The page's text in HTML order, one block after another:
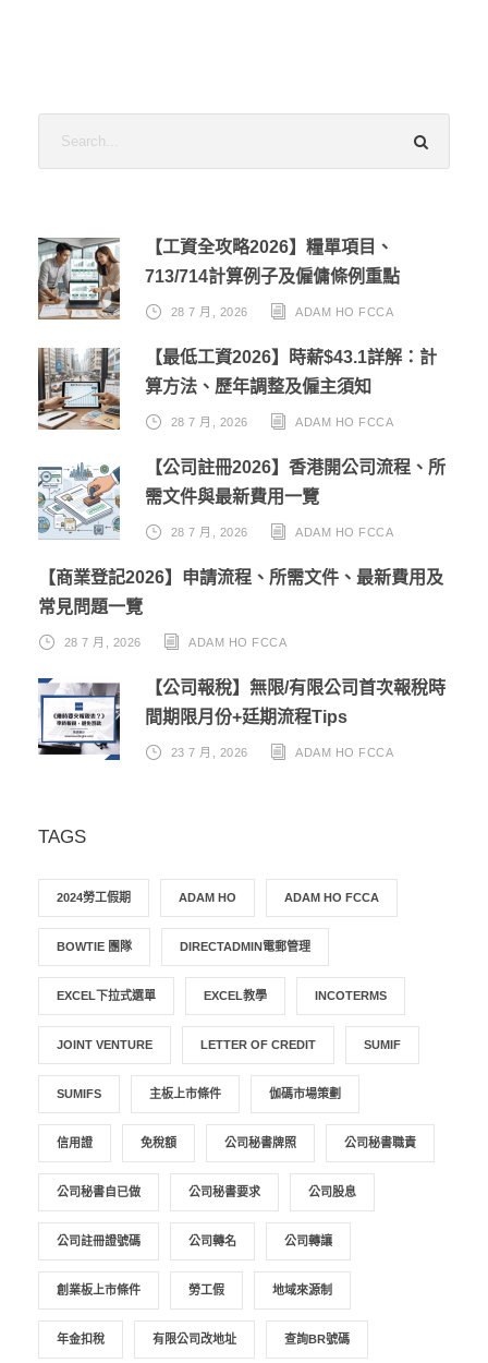
【工資全攻略2026】糧單項目、
713/714計算例子及僱傭條例重點
28 7 月, 2026 ADAM HO FCCA
【最低工資2026】時薪$43.1詳解：計
算方法、歷年調整及僱主須知
28 7 月, 2026 ADAM HO FCCA
【公司註冊2026】香港開公司流程、所
需文件與最新費用一覽
28 7 月, 2026 ADAM HO FCCA
【商業登記2026】申請流程、所需文件、最新費用及
常見問題一覽
28 7 月, 2026 ADAM HO FCCA
【公司報稅】無限/有限公司首次報稅時
間期限月份+廷期流程Tips
23 7 月, 2026 ADAM HO FCCA
TAGS
2024勞工假期 ADAM HO ADAM HO FCCA
BOWTIE 團隊 DIRECTADMIN電郵管理
EXCEL下拉式選單 EXCEL教學 INCOTERMS
JOINT VENTURE LETTER OF CREDIT SUMIF
SUMIFS 主板上市條件 伽碼市場策劃
信用證 免稅額 公司秘書牌照 公司秘書職責
公司秘書自已做 公司秘書要求 公司股息
公司註冊證號碼 公司轉名 公司轉讓
創業板上市條件 勞工假 地域來源制
年金扣稅 有限公司改地址 查詢BR號碼